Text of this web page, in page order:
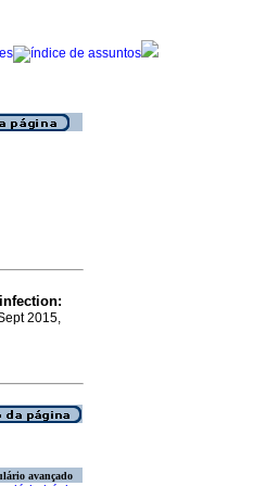
2015,
avançado